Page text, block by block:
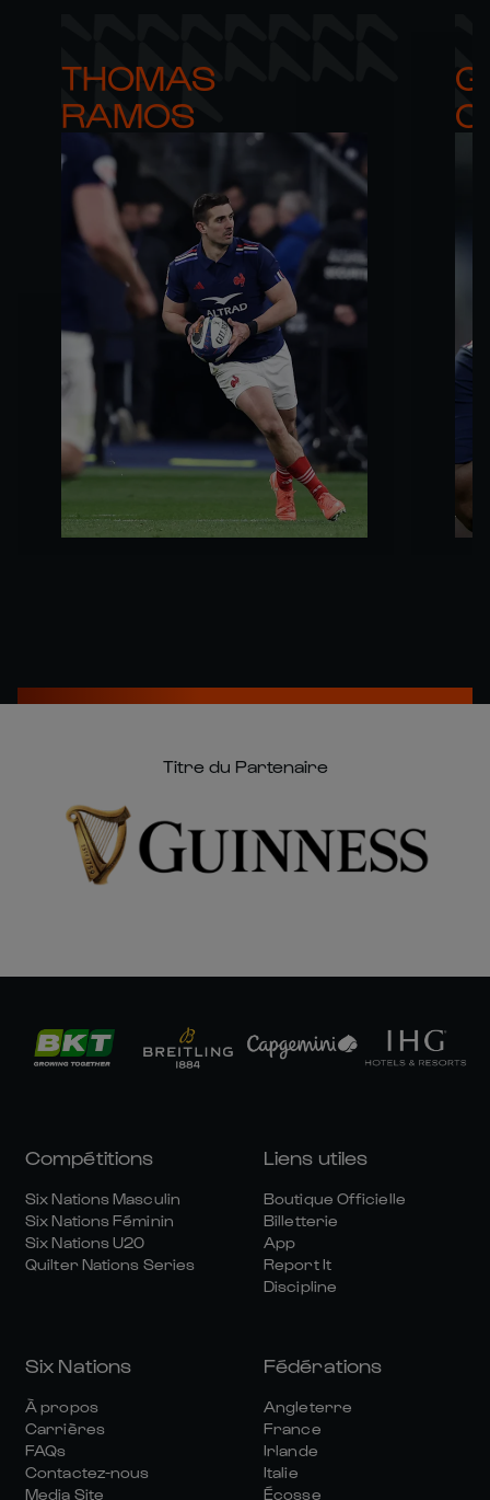
THOMAS
RAMOS
Titre du Partenaire
Compétitions
Six Nations Masculin
Six Nations Féminin
Six Nations U20
Quilter Nations Series
Liens utiles
Boutique Officielle
Billetterie
App
Report It
Discipline
Six Nations
À propos
Carrières
FAQs
Contactez-nous
Media Site
Fédérations
Angleterre
France
Irlande
Italie
Écosse